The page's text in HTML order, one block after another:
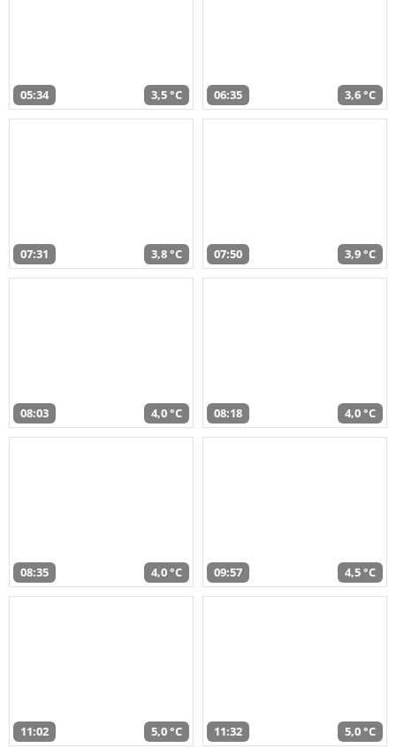
05:34 3,5 °C 06:35 3,6 °C
07:31 3,8 °C 07:50 3,9 °C
08:03 4,0 °C 08:18 4,0 °C
08:35 4,0 °C 09:57 4,5 °C
11:02 5,0 °C 11:32 5,0 °C